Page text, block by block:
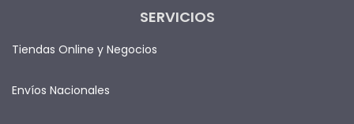
SERVICIOS
Tiendas Online y Negocios
Envíos Nacionales